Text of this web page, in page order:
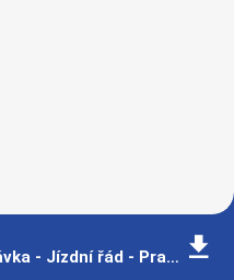
Netvořice,Všetice zastávka - Jízdní řád - Praha 󰇚